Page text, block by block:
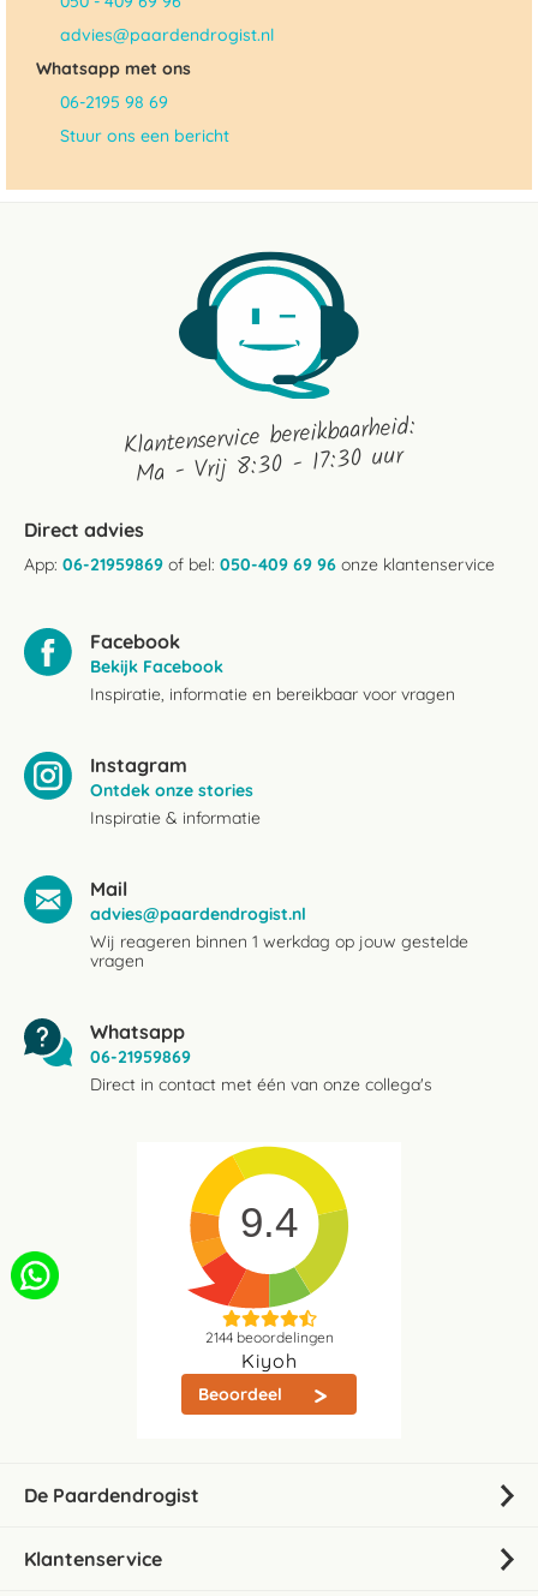
advies@paardendrogist.nl
Whatsapp met ons
06-2195 98 69
Stuur ons een bericht
Klantenservice bereikbaarheid:
Ma - Vrij 8:30 - 17:30 uur
Direct advies
App: 06-21959869 of bel: 050-409 69 96 onze klantenservice
Facebook
Bekijk Facebook
Inspiratie, informatie en bereikbaar voor vragen
Instagram
Ontdek onze stories
Inspiratie & informatie
Mail
advies@paardendrogist.nl
Wij reageren binnen 1 werkdag op jouw gestelde
vragen
Whatsapp
06-21959869
Direct in contact met één van onze collega's
9.4
2144beoordelingen
Kiyoh
Beoordeel
De Paardendrogist
Klantenservice